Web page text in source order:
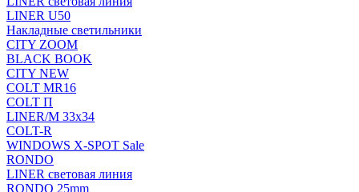
LINER U50
Накладные светильники
CITY ZOOM
BLACK BOOK
CITY NEW
COLT MR16
COLT П
LINER/М 33х34
COLT-R
WINDOWS X-SPOT Sale
RONDO
LINER световая линия
RONDO 25mm